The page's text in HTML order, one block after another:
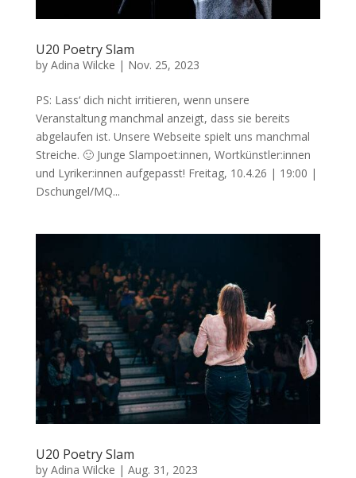
U20 Poetry Slam
by Adina Wilcke | Nov. 25, 2023
PS: Lass‘ dich nicht irritieren, wenn unsere
Veranstaltung manchmal anzeigt, dass sie bereits
abgelaufen ist. Unsere Webseite spielt uns manchmal
Streiche. 🙂 Junge Slampoet:innen, Wortkünstler:innen
und Lyriker:innen aufgepasst! Freitag, 10.4.26 | 19:00 |
Dschungel/MQ...
U20 Poetry Slam
by Adina Wilcke | Aug. 31, 2023